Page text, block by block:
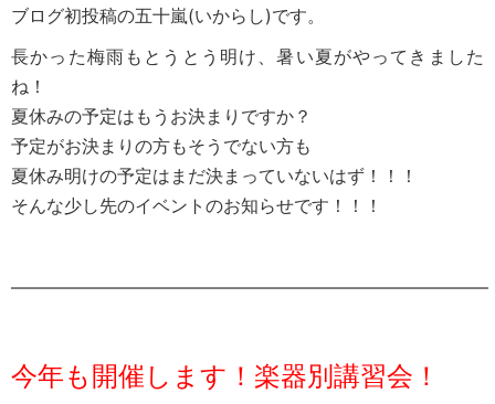
ブログ初投稿の五十嵐(いからし)です。
長かった梅雨もとうとう明け、暑い夏がやってきました
ね！
夏休みの予定はもうお決まりですか？
予定がお決まりの方もそうでない方も
夏休み明けの予定はまだ決まっていないはず！！！
そんな少し先のイベントのお知らせです！！！
―――――――――――――――――――――――――――
今年も開催します！楽器別講習会！